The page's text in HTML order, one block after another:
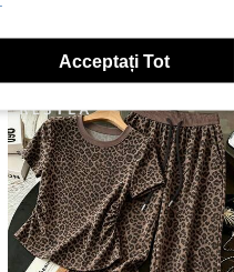
Acceptați Tot